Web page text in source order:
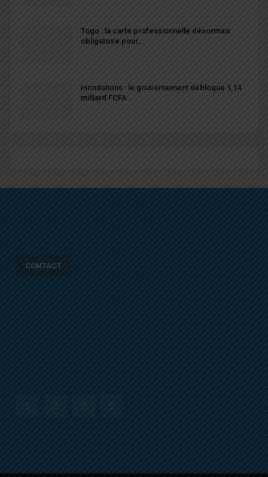
Togo : la carte professionnelle désormais
obligatoire pour…
Inondations : le gouvernement débloque 1,14
milliard FCFA…
CONTACT